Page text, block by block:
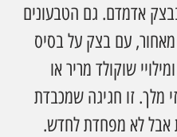
אדמדם. גם הטבעונים
עם בצק על בסיס
שוקולד מריר או
מלך. זו חגיגה שמכבדת
אבל לא מפחדת לחדש.